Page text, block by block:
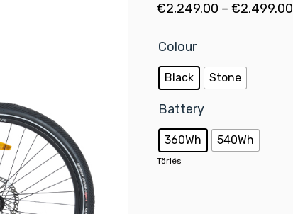
€2,249.00 –€2,499.00
Colour
Black Stone
Battery
360Wh 540Wh
Törlés